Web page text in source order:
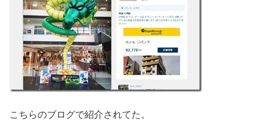
こちらのブログで紹介されてた。